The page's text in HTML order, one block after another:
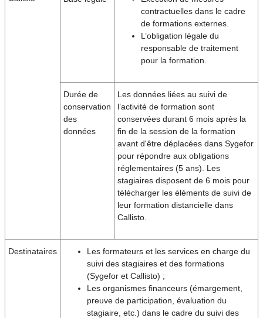
contractuelles dans le cadre
de formations externes.
L’obligation légale du
responsable de traitement
pour la formation.
Durée de
conservation
des
données
Les données liées au suivi de
l’activité de formation sont
conservées durant 6 mois après la
fin de la session de la formation
avant d'être déplacées dans Sygefor
pour répondre aux obligations
réglementaires (5 ans). Les
stagiaires disposent de 6 mois pour
télécharger les éléments de suivi de
leur formation distancielle dans
Callisto.
Destinataires
Les formateurs et les services en charge du
suivi des stagiaires et des formations
(Sygefor et Callisto) ;
Les organismes financeurs (émargement,
preuve de participation, évaluation du
stagiaire, etc.) dans le cadre du suivi des